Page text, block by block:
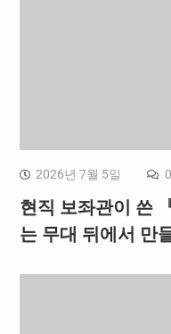
2026년 7월 5일 0
현직 보좌관이 쓴
는 무대 뒤에서 만